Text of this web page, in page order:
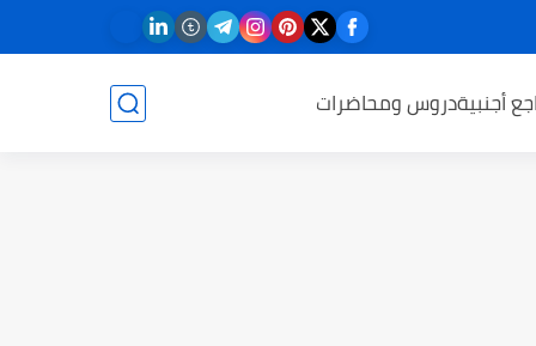
أجنبيةدروس ومحاضرات